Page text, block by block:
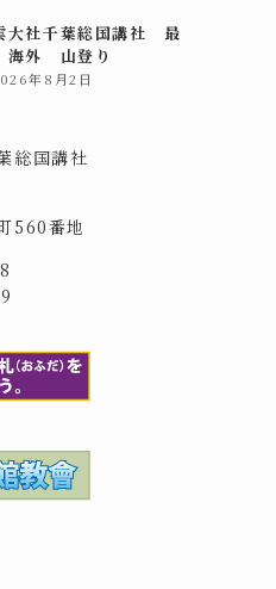
大社千葉総国講社 最
外 山登り
年8月2日
総国講社
560番地